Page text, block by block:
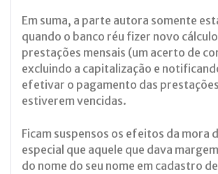
Em suma, a parte autora somente
quando o banco réu fizer novo
prestações mensais (um acerto de
excluindo a capitalização e
efetivar o pagamento das
estiverem vencidas.
Ficam suspensos os efeitos da mora
especial que aquele que dava
do nome do seu nome em cadastro